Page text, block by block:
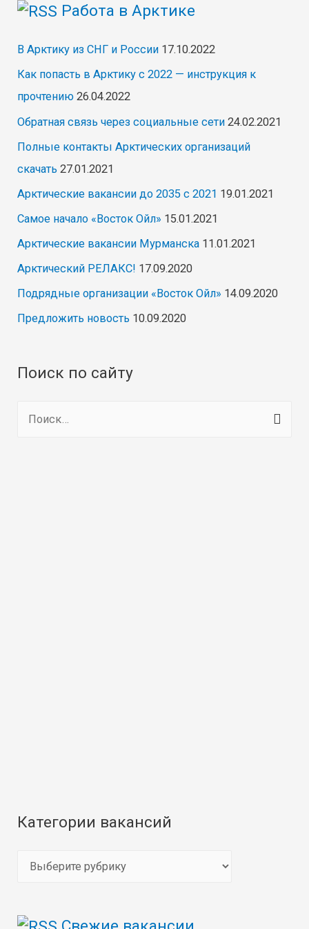
Работа в Арктике
В Арктику из СНГ и России 17.10.2022
Как попасть в Арктику с 2022 — инструкция к
прочтению 26.04.2022
Обратная связь через социальные сети 24.02.2021
Полные контакты Арктических организаций
скачать 27.01.2021
Арктические вакансии до 2035 с 2021 19.01.2021
Самое начало «Восток Ойл» 15.01.2021
Арктические вакансии Мурманска 11.01.2021
Арктический РЕЛАКС! 17.09.2020
Подрядные организации «Восток Ойл» 14.09.2020
Предложить новость 10.09.2020
Поиск по сайту
Категории вакансий
е